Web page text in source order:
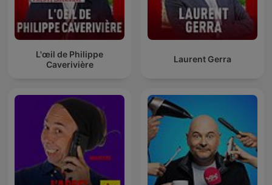
L'œil de Philippe
Caverivière
Laurent Gerra